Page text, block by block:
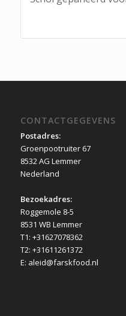
CONTACTGEGEVENS
Postadres:
Groenpootruiter 67
8532 AG Lemmer
Nederland
Bezoekadres:
Roggemole 8-5
8531 WB Lemmer
T1: +31627078362
T2: +31611261372
E: aleid@farskfood.nl